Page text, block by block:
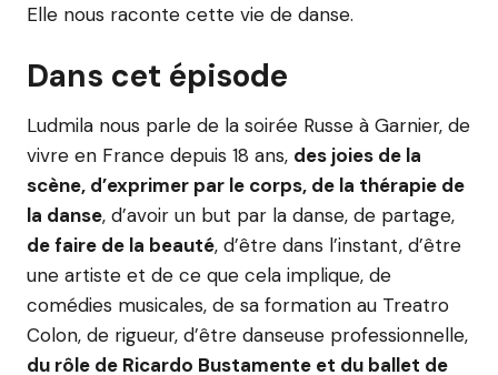
Elle nous raconte cette vie de danse.
Dans cet épisode
Ludmila nous parle de la soirée Russe à Garnier, de
vivre en France depuis 18 ans, des joies de la
scène, d’exprimer par le corps, de la thérapie de
la danse, d’avoir un but par la danse, de partage,
de faire de la beauté, d’être dans l’instant, d’être
une artiste et de ce que cela implique, de
comédies musicales, de sa formation au Treatro
Colon, de rigueur, d’être danseuse professionnelle,
du rôle de Ricardo Bustamente et du ballet de